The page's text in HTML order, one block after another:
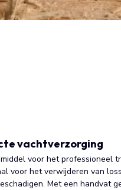
vachtverzorging
voor het professioneel
voor het verwijderen van
Met een handvat